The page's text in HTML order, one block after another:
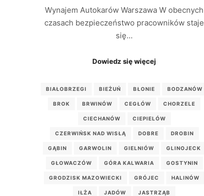
Wynajem Autokarów Warszawa W obecnych
czasach bezpieczeństwo pracowników staje
się…
Dowiedz się więcej
BIAŁOBRZEGI BIEŻUŃ BŁONIE BODZANÓW
BROK BRWINÓW CEGŁÓW CHORZELE
CIECHANÓW CIEPIELÓW
CZERWIŃSK NAD WISŁĄ DOBRE DROBIN
GĄBIN GARWOLIN GIELNIÓW GLINOJECK
GŁOWACZÓW GÓRA KALWARIA GOSTYNIN
GRODZISK MAZOWIECKI GRÓJEC HALINÓW
IŁŻA JADÓW JASTRZĄB